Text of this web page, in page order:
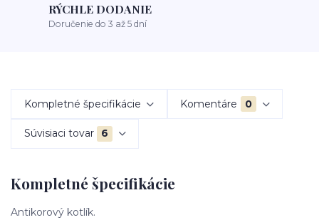
RÝCHLE DODANIE
Doručenie do 3 až 5 dní
Kompletné špecifikácie Komentáre 0
Súvisiaci tovar 6
Kompletné špecifikácie
Antikorový kotlík.